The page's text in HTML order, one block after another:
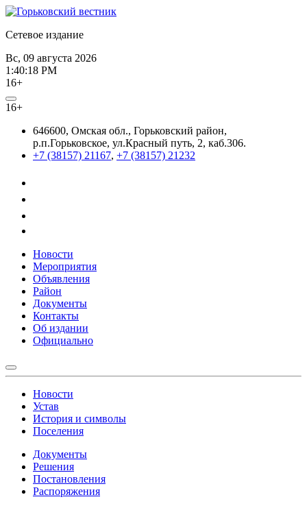
Сетевое издание
Вс, 09 августа 2026
1:40:18 PM
16+
16+
646600, Омская обл., Горьковский район,
р.п.Горьковское, ул.Красный путь, 2, каб.306.
+7 (38157) 21167, +7 (38157) 21232
Новости
Мероприятия
Объявления
Район
Документы
Контакты
Об издании
Официально
Новости
Устав
История и символы
Поселения
Документы
Решения
Постановления
Распоряжения